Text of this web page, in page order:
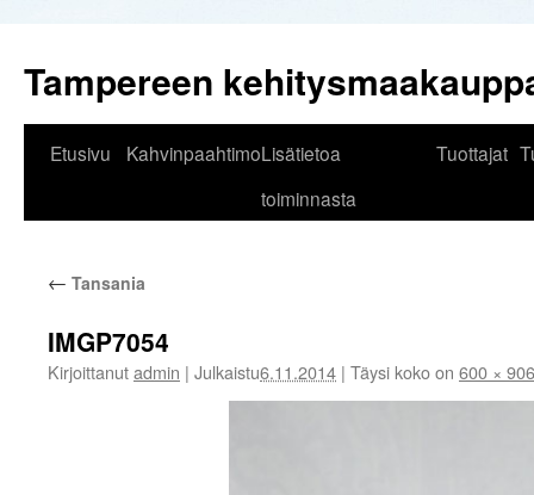
Tampereen
Siirry
Etusivu KahvinpaahtimoLisätietoa
toiminnasta
Tuottajat
← Tansania
IMGP7054
Kirjoittanutadmin | Julkaistu6.11.2014 | Täysi koko on 600 × 906